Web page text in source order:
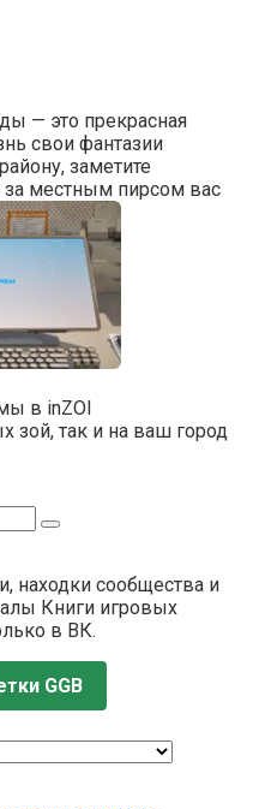
— это прекрасная
свои фантазии
заметите
местным пирсом вас
в inZOI
зой, так и на ваш город
находки сообщества и
Книги игровых
в ВК.
GGB